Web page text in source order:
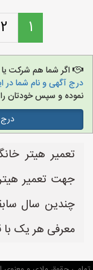
1
2
اگر شما هم شرکت یا
درج آگهی و نام شما در
نموده و سپس خودتان
تعمیر هیتر
جهت تعمیر
چندین سال
معرفی هر یک